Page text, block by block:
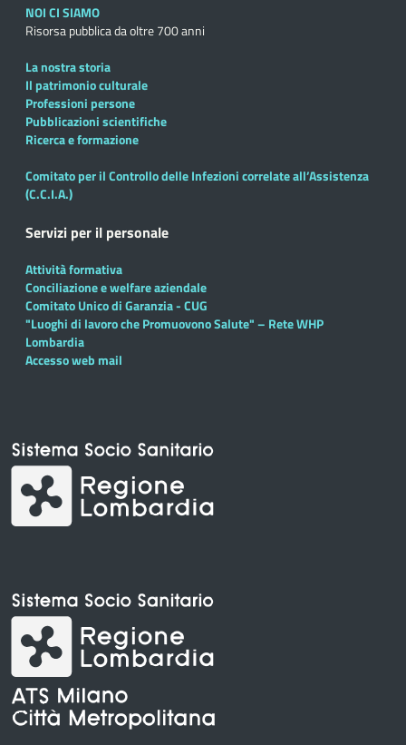
NOI CI SIAMO
Risorsa pubblica da oltre 700 anni
La nostra storia
Il patrimonio culturale
Professioni persone
Pubblicazioni scientifiche
Ricerca e formazione
Comitato per il Controllo delle Infezioni correlate all’Assistenza
(C.C.I.A.)
Servizi per il personale
Attività formativa
Conciliazione e welfare aziendale
Comitato Unico di Garanzia - CUG
"Luoghi di lavoro che Promuovono Salute" – Rete WHP
Lombardia
Accesso web mail